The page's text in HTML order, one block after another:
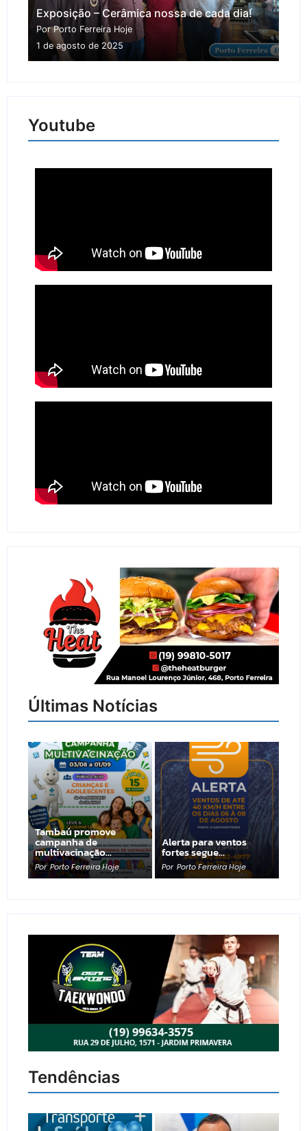
Exposição – Cerâmica nossa de cada dia!
Por Porto Ferreira Hoje
1 de agosto de 2025
Youtube
Últimas Notícias
Tambaú promove
campanha de
multivacinação…
Por Porto Ferreira Hoje
Alerta para ventos
fortes segue…
Por Porto Ferreira Hoje
Tendências